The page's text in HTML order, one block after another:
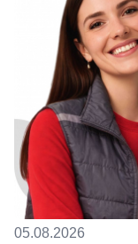
05.08.2026